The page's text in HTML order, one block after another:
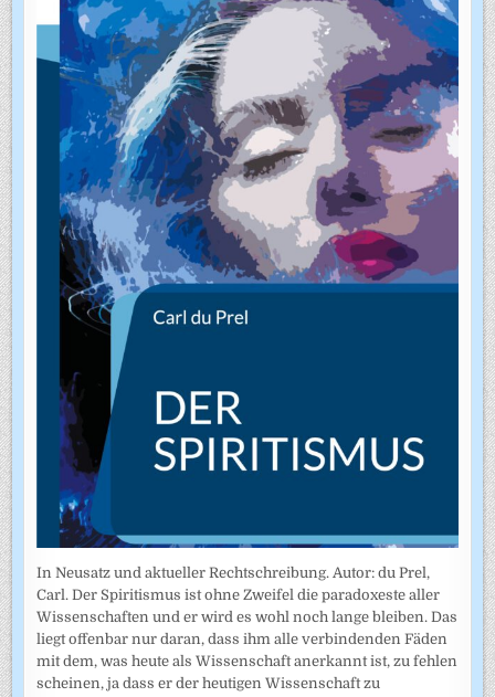
In Neusatz und aktueller Rechtschreibung. Autor: du Prel,
Carl. Der Spiritismus ist ohne Zweifel die paradoxeste aller
Wissenschaften und er wird es wohl noch lange bleiben. Das
liegt offenbar nur daran, dass ihm alle verbindenden Fäden
mit dem, was heute als Wissenschaft anerkannt ist, zu fehlen
scheinen, ja dass er der heutigen Wissenschaft zu